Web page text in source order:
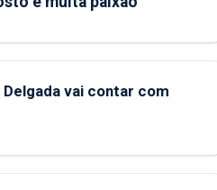
vai contar com